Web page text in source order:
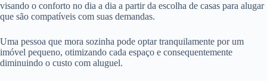
visando o conforto no dia a dia a partir da escolha de casas para alugar
que são compatíveis com suas demandas.
Uma pessoa que mora sozinha pode optar tranquilamente por um
imóvel pequeno, otimizando cada espaço e consequentemente
diminuindo o custo com aluguel.